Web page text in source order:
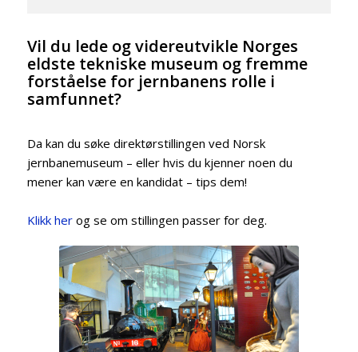
Vil du lede og videreutvikle Norges
eldste tekniske museum og fremme
forståelse for jernbanens rolle i
samfunnet?
Da kan du søke direktørstillingen ved Norsk
jernbanemuseum – eller hvis du kjenner noen du
mener kan være en kandidat – tips dem!
Klikk herog se om stillingen passer for deg.